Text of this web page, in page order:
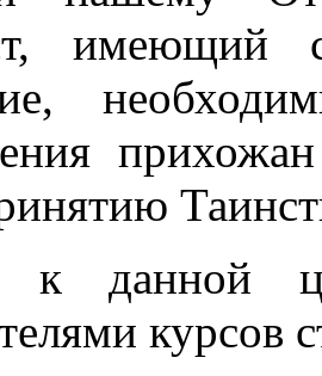
имеющий
данной
курсов